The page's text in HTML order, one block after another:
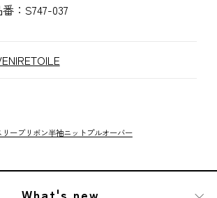
： S747-037
リーブリボン半袖ニットプルオーバー
What's new